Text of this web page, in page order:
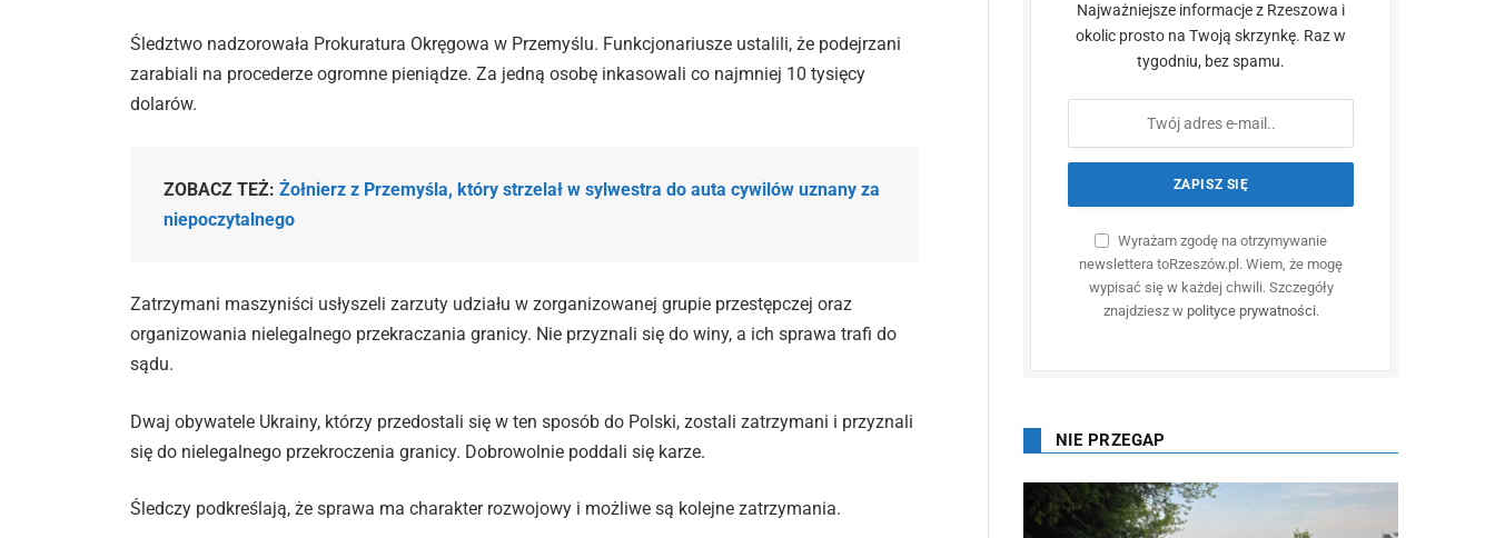
Śledztwo nadzorowała Prokuratura Okręgowa w Przemyślu. Funkcjonariusze ustalili, że podejrzani
zarabiali na procederze ogromne pieniądze. Za jedną osobę inkasowali co najmniej 10 tysięcy
dolarów.
ZOBACZ TEŻ:Żołnierz z Przemyśla, który strzelał w sylwestra do auta cywilów uznany za
niepoczytalnego
Zatrzymani maszyniści usłyszeli zarzuty udziału w zorganizowanej grupie przestępczej oraz
organizowania nielegalnego przekraczania granicy. Nie przyznali się do winy, a ich sprawa trafi do
sądu.
Dwaj obywatele Ukrainy, którzy przedostali się w ten sposób do Polski, zostali zatrzymani i przyznali
się do nielegalnego przekroczenia granicy. Dobrowolnie poddali się karze.
Śledczy podkreślają, że sprawa ma charakter rozwojowy i możliwe są kolejne zatrzymania.
Najważniejsze informacje z Rzeszowa i
okolic prosto na Twoją skrzynkę. Raz w
tygodniu, bez spamu.
Wyrażam zgodę na otrzymywanie
newslettera toRzeszów.pl. Wiem, że mogę
wypisać się w każdej chwili. Szczegóły
znajdziesz w polityce prywatności.
NIE PRZEGAP